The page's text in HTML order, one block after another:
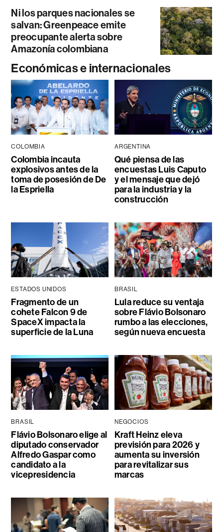
Ni los parques nacionales se
salvan: Greenpeace emite
preocupante alerta sobre
Amazonía colombiana
Económicas e internacionales
COLOMBIA
Colombia incauta
explosivos antes de la
toma de posesión de De
la Espriella
ARGENTINA
Qué piensa de las
encuestas Luis Caputo
y el mensaje que dejó
para la industria y la
construcción
ESTADOS UNIDOS
Fragmento de un
cohete Falcon 9 de
SpaceX impacta la
superficie de la Luna
BRASIL
Lula reduce su ventaja
sobre Flávio Bolsonaro
rumbo a las elecciones,
según nueva encuesta
BRASIL
Flávio Bolsonaro elige al
diputado conservador
Alfredo Gaspar como
candidato a la
vicepresidencia
NEGOCIOS
Kraft Heinz eleva
previsión para 2026 y
aumenta su inversión
para revitalizar sus
marcas